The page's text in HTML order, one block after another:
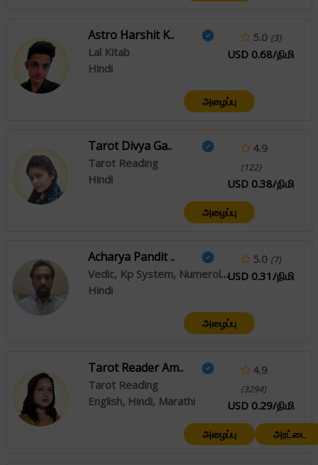
Astro Harshit K..
Lal Kitab
Hindi
5.0 (3)
USD 0.68/நிமி
அழைப்பு
Tarot Divya Ga..
Tarot Reading
Hindi
4.9
(122)
USD 0.38/நிமி
அழைப்பு
Acharya Pandit ..
Vedic, Kp System, Numerology, Reiki
Hindi
5.0 (7)
USD 0.31/நிமி
அழைப்பு
Tarot Reader Am..
Tarot Reading
English, Hindi, Marathi
4.9
(3294)
USD 0.29/நிமி
அழைப்பு அரட்டை